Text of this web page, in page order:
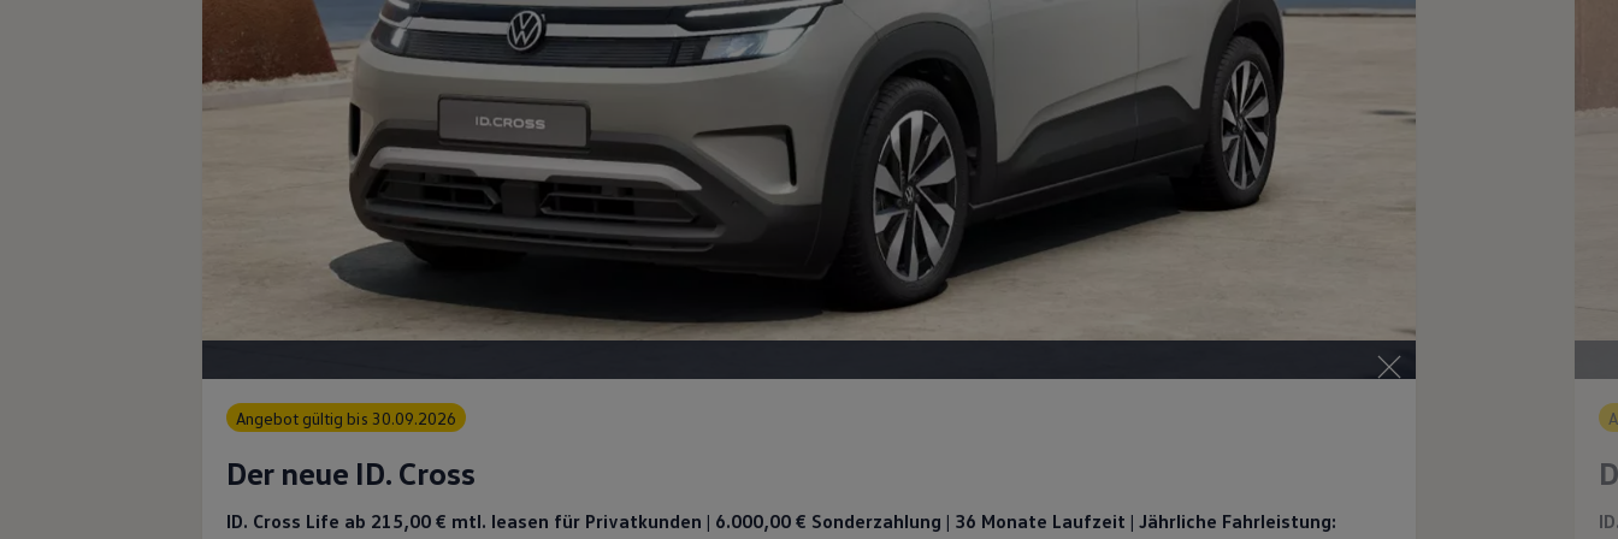
Angebot gültig bis 30.09.2026
Der neue ID. Cross
ID. Cross Life ab 215,00 € mtl. leasen für Privatkunden | 6.000,00 € Sonderzahlung | 36 Monate Laufzeit | Jährliche Fahrleistung: